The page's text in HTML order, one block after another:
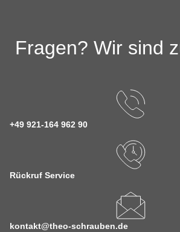
Fragen? Wir sind
+49 921-164 962 90
Rückruf Service
kontakt@theo-schrauben.de